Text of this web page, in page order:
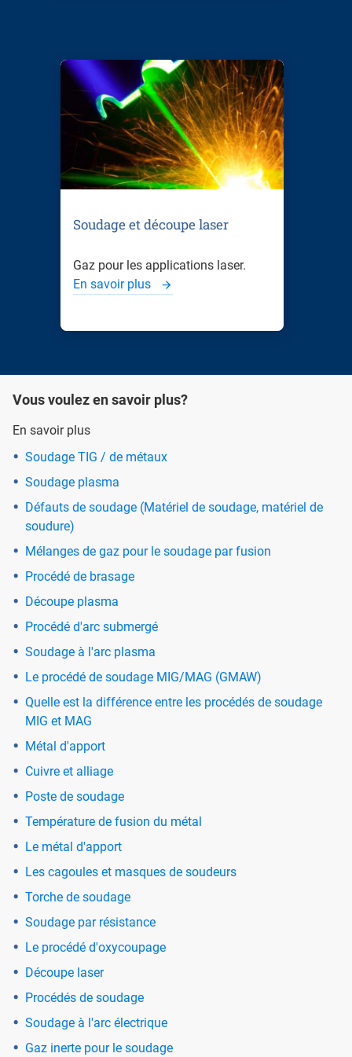
Soudage et découpe laser
Gaz pour les applications laser.
En savoir plus
Vous voulez en savoir plus?
En savoir plus
Soudage TIG / de métaux
Soudage plasma
Défauts de soudage (Matériel de soudage, matériel de
soudure)
Mélanges de gaz pour le soudage par fusion
Procédé de brasage
Découpe plasma
Procédé d'arc submergé
Soudage à l'arc plasma
Le procédé de soudage MIG/MAG (GMAW)
Quelle est la différence entre les procédés de soudage
MIG et MAG
Métal d'apport
Cuivre et alliage
Poste de soudage
Température de fusion du métal
Le métal d'apport
Les cagoules et masques de soudeurs
Torche de soudage
Soudage par résistance
Le procédé d'oxycoupage
Découpe laser
Procédés de soudage
Soudage à l'arc électrique
Gaz inerte pour le soudage